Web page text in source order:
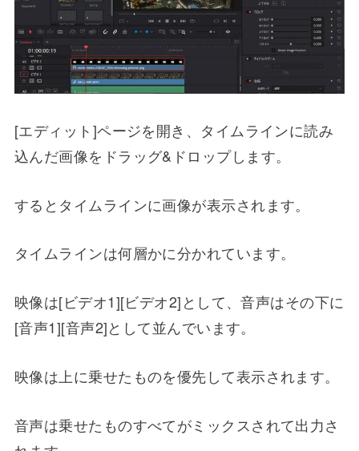
[エディット]ページを開き、タイムラインに読み
込んだ画像をドラッグ&ドロップします。
するとタイムラインに画像が表示されます。
タイムラインは何層かに分かれています。
映像は[ビデオ1][ビデオ2]として、音声はその下に
[音声1][音声2]として並んでいます。
映像は上に乗せたものを優先して表示されます。
音声は乗せたものすべてがミックスされて出力さ